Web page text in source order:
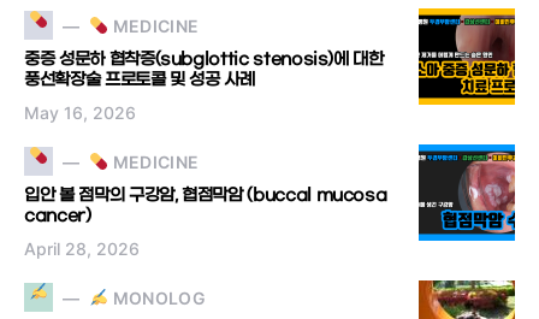
MEDICINE
중증 성문하 협착증(subglottic stenosis)에 대한
풍선확장술 프로토콜 및 성공 사례
May 16, 2026
MEDICINE
입안 볼 점막의 구강암, 협점막암 (buccal mucosa
cancer)
April 28, 2026
MONOLOG